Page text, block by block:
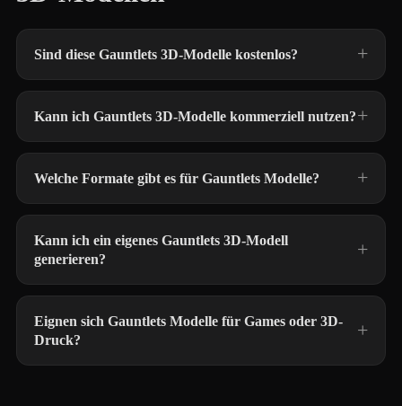
Sind diese Gauntlets 3D-Modelle kostenlos?
Kann ich Gauntlets 3D-Modelle kommerziell nutzen?
Welche Formate gibt es für Gauntlets Modelle?
Kann ich ein eigenes Gauntlets 3D-Modell
generieren?
Eignen sich Gauntlets Modelle für Games oder 3D-
Druck?